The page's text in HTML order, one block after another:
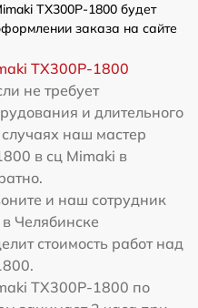
TX300P-1800 будет
заказа на сайте
TX300P-1800
не требует
и длительного
наш мастер
в сц Mimaki в
и наш сотрудник
Челябинске
стоимость работ над
TX300P-1800 по